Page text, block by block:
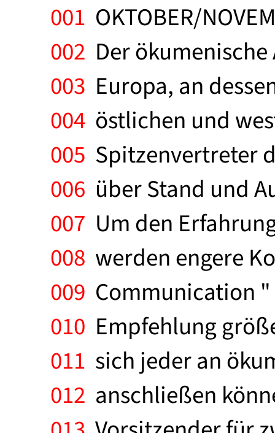
001 OKTOBER/
002 Der
003 Europa, an
004 östlichen und
005 Spitzenvertreter
006 über Stand und
007 Um den
008 werden engere
009 Communication
010 Empfehlung
011 sich jeder an
012 anschließen